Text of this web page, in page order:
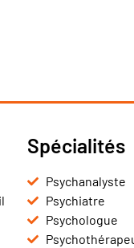
Spécialités
Psychanalyste
Psychiatre
Psychologue